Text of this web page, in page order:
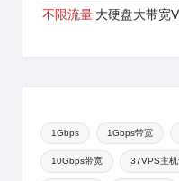
不限流量 大硬盘大带宽
1Gbps 1Gbps带宽
10Gbps带宽 37VPS主机